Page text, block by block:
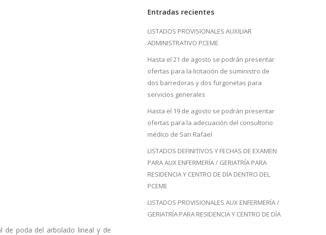
de poda del arbolado lineal y de
Entradas recientes
LISTADOS PROVISIONALES AUXILIAR
ADMINISTRATIVO PCEME
Hasta el 21 de agosto se podrán presentar
ofertas para la licitación de suministro de
dos barredoras y dos furgonetas para
servicios generales
Hasta el 19 de agosto se podrán presentar
ofertas para la adecuación del consultorio
médico de San Rafael
LISTADOS DEFINITIVOS Y FECHAS DE EXAMEN
PARA AUX ENFERMERÍA / GERIATRÍA PARA
RESIDENCIA Y CENTRO DE DÍA DENTRO DEL
PCEME
LISTADOS PROVISIONALES AUX ENFERMERÍA /
GERIATRÍA PARA RESIDENCIA Y CENTRO DE DÍA